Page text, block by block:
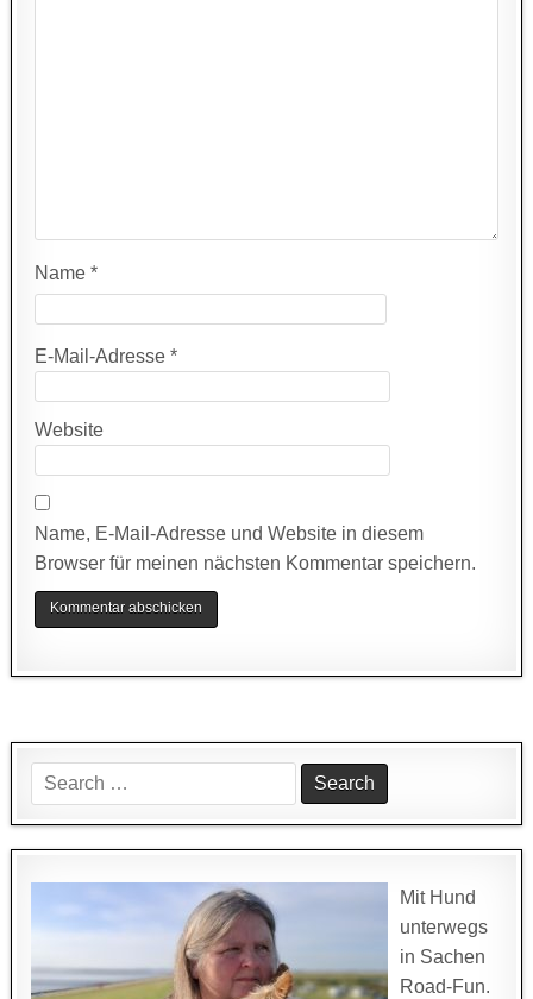
Name*
E-Mail-Adresse*
Website
Name, E-Mail-Adresse und Website in diesem
Browser für meinen nächsten Kommentar speichern.
Search
for:
Mit Hund
unterwegs
in Sachen
Road-Fun.